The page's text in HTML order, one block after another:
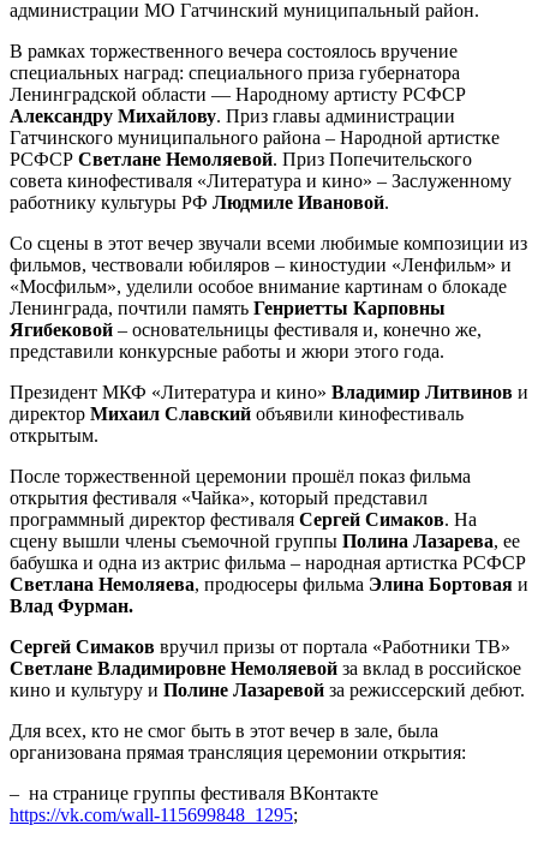
администрации МО Гатчинский муниципальный район.
В рамках торжественного вечера состоялось вручение
специальных наград: специального приза губернатора
Ленинградской области — Народному артисту РСФСР
Александру Михайлову. Приз главы администрации
Гатчинского муниципального района – Народной артистке
РСФСР Светлане Немоляевой. Приз Попечительского
совета кинофестиваля «Литература и кино» – Заслуженному
работнику культуры РФ Людмиле Ивановой.
Со сцены в этот вечер звучали всеми любимые композиции из
фильмов, чествовали юбиляров – киностудии «Ленфильм» и
«Мосфильм», уделили особое внимание картинам о блокаде
Ленинграда, почтили память Генриетты Карповны
Ягибековой – основательницы фестиваля и, конечно же,
представили конкурсные работы и жюри этого года.
Президент МКФ «Литература и кино» Владимир Литвинов и
директор Михаил Славский объявили кинофестиваль
открытым.
После торжественной церемонии прошёл показ фильма
открытия фестиваля «Чайка», который представил
программный директор фестиваля Сергей Симаков. На
сцену вышли члены съемочной группы Полина Лазарева, ее
бабушка и одна из актрис фильма – народная артистка РСФСР
Светлана Немоляева, продюсеры фильма Элина Бортовая и
Влад Фурман.
Сергей Симаков вручил призы от портала «Работники ТВ»
Светлане Владимировне Немоляевой за вклад в российское
кино и культуру и Полине Лазаревой за режиссерский дебют.
Для всех, кто не смог быть в этот вечер в зале, была
организована прямая трансляция церемонии открытия:
– на странице группы фестиваля ВКонтакте
https://vk.com/wall-115699848_1295;